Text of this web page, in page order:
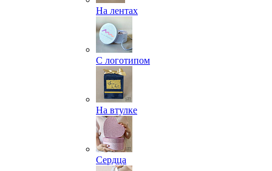
На лентах
С логотипом
На втулке
Сердца